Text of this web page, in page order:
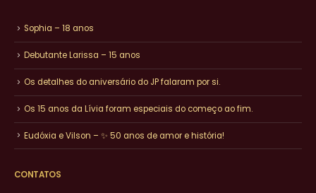
Sophia – 18 anos
Debutante Larissa – 15 anos
Os detalhes do aniversário do JP falaram por si.
Os 15 anos da Lívia foram especiais do começo ao fim.
Eudóxia e Vilson – ✨ 50 anos de amor e história!
CONTATOS